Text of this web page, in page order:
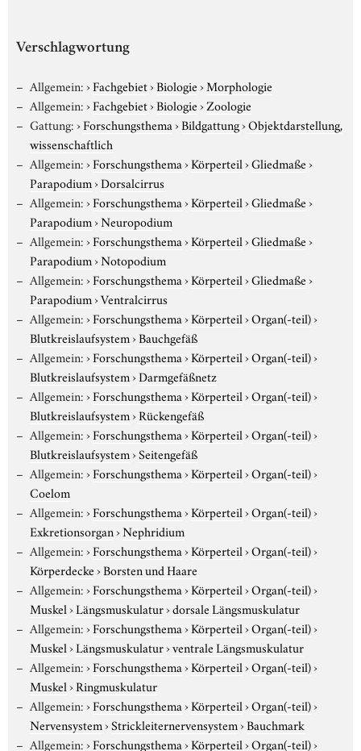
Verschlagwortung
Allgemein:›Fachgebiet›Biologie›Morphologie
Allgemein:›Fachgebiet›Biologie›Zoologie
Gattung:›Forschungsthema›Bildgattung›Objektdarstellung,
wissenschaftlich
Allgemein:›Forschungsthema›Körperteil›Gliedmaße›
Parapodium›Dorsalcirrus
Allgemein:›Forschungsthema›Körperteil›Gliedmaße›
Parapodium›Neuropodium
Allgemein:›Forschungsthema›Körperteil›Gliedmaße›
Parapodium›Notopodium
Allgemein:›Forschungsthema›Körperteil›Gliedmaße›
Parapodium›Ventralcirrus
Allgemein:›Forschungsthema›Körperteil›Organ(-teil)›
Blutkreislaufsystem›Bauchgefäß
Allgemein:›Forschungsthema›Körperteil›Organ(-teil)›
Blutkreislaufsystem›Darmgefäßnetz
Allgemein:›Forschungsthema›Körperteil›Organ(-teil)›
Blutkreislaufsystem›Rückengefäß
Allgemein:›Forschungsthema›Körperteil›Organ(-teil)›
Blutkreislaufsystem›Seitengefäß
Allgemein:›Forschungsthema›Körperteil›Organ(-teil)›
Coelom
Allgemein:›Forschungsthema›Körperteil›Organ(-teil)›
Exkretionsorgan›Nephridium
Allgemein:›Forschungsthema›Körperteil›Organ(-teil)›
Körperdecke›Borsten und Haare
Allgemein:›Forschungsthema›Körperteil›Organ(-teil)›
Muskel›Längsmuskulatur›dorsale Längsmuskulatur
Allgemein:›Forschungsthema›Körperteil›Organ(-teil)›
Muskel›Längsmuskulatur›ventrale Längsmuskulatur
Allgemein:›Forschungsthema›Körperteil›Organ(-teil)›
Muskel›Ringmuskulatur
Allgemein:›Forschungsthema›Körperteil›Organ(-teil)›
Nervensystem›Strickleiternervensystem›Bauchmark
Allgemein:›Forschungsthema›Körperteil›Organ(-teil)›